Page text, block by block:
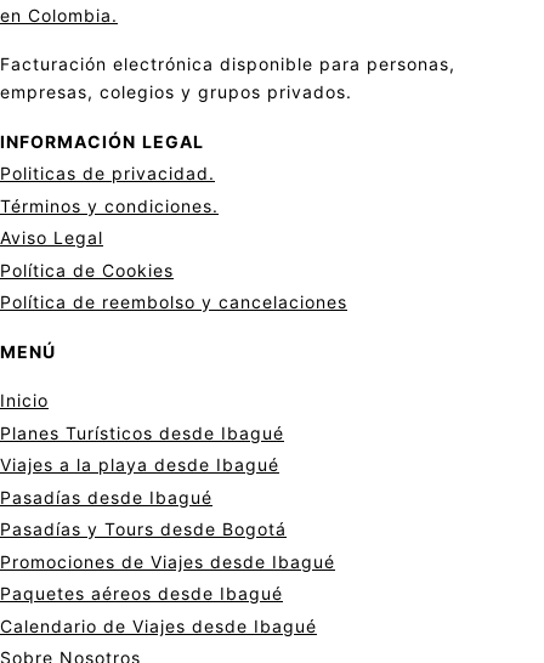
en Colombia.
Facturación electrónica disponible para personas,
empresas, colegios y grupos privados.
INFORMACIÓN LEGAL
Politicas de privacidad.
Términos y condiciones.
Aviso Legal
Política de Cookies
Política de reembolso y cancelaciones
MENÚ
Inicio
Planes Turísticos desde Ibagué
Viajes a la playa desde Ibagué
Pasadías desde Ibagué
Pasadías y Tours desde Bogotá
Promociones de Viajes desde Ibagué
Paquetes aéreos desde Ibagué
Calendario de Viajes desde Ibagué
Sobre Nosotros